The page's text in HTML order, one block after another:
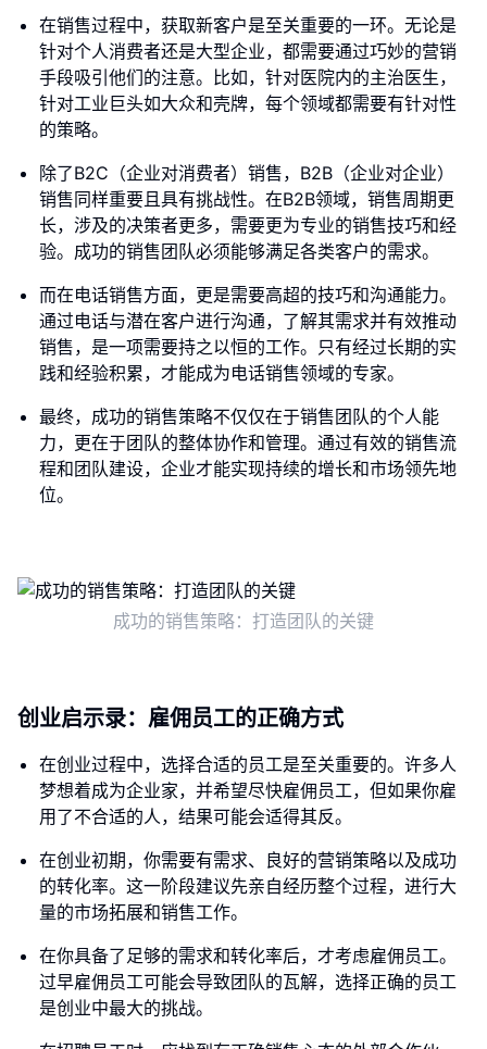
在销售过程中，获取新客户是至关重要的一环。无论是
针对个人消费者还是大型企业，都需要通过巧妙的营销
手段吸引他们的注意。比如，针对医院内的主治医生，
针对工业巨头如大众和壳牌，每个领域都需要有针对性
的策略。
除了B2C（企业对消费者）销售，B2B（企业对企业）
销售同样重要且具有挑战性。在B2B领域，销售周期更
长，涉及的决策者更多，需要更为专业的销售技巧和经
验。成功的销售团队必须能够满足各类客户的需求。
而在电话销售方面，更是需要高超的技巧和沟通能力。
通过电话与潜在客户进行沟通，了解其需求并有效推动
销售，是一项需要持之以恒的工作。只有经过长期的实
践和经验积累，才能成为电话销售领域的专家。
最终，成功的销售策略不仅仅在于销售团队的个人能
力，更在于团队的整体协作和管理。通过有效的销售流
程和团队建设，企业才能实现持续的增长和市场领先地
位。
成功的销售策略：打造团队的关键
创业启示录：雇佣员工的正确方式
在创业过程中，选择合适的员工是至关重要的。许多人
梦想着成为企业家，并希望尽快雇佣员工，但如果你雇
用了不合适的人，结果可能会适得其反。
在创业初期，你需要有需求、良好的营销策略以及成功
的转化率。这一阶段建议先亲自经历整个过程，进行大
量的市场拓展和销售工作。
在你具备了足够的需求和转化率后，才考虑雇佣员工。
过早雇佣员工可能会导致团队的瓦解，选择正确的员工
是创业中最大的挑战。